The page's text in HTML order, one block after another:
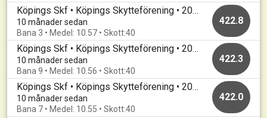
Köpings Skf • Köpings Skytteförening • 20250929
10 månader sedan
Bana 3 • Medel: 10.57 • Skott:40
422.8
Köpings Skf • Köpings Skytteförening • 20250917
10 månader sedan
Bana 9 • Medel: 10.56 • Skott:40
422.3
Köpings Skf • Köpings Skytteförening • 20250915
10 månader sedan
Bana 7 • Medel: 10.55 • Skott:40
422.0